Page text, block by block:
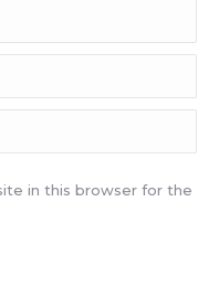
in this browser for the